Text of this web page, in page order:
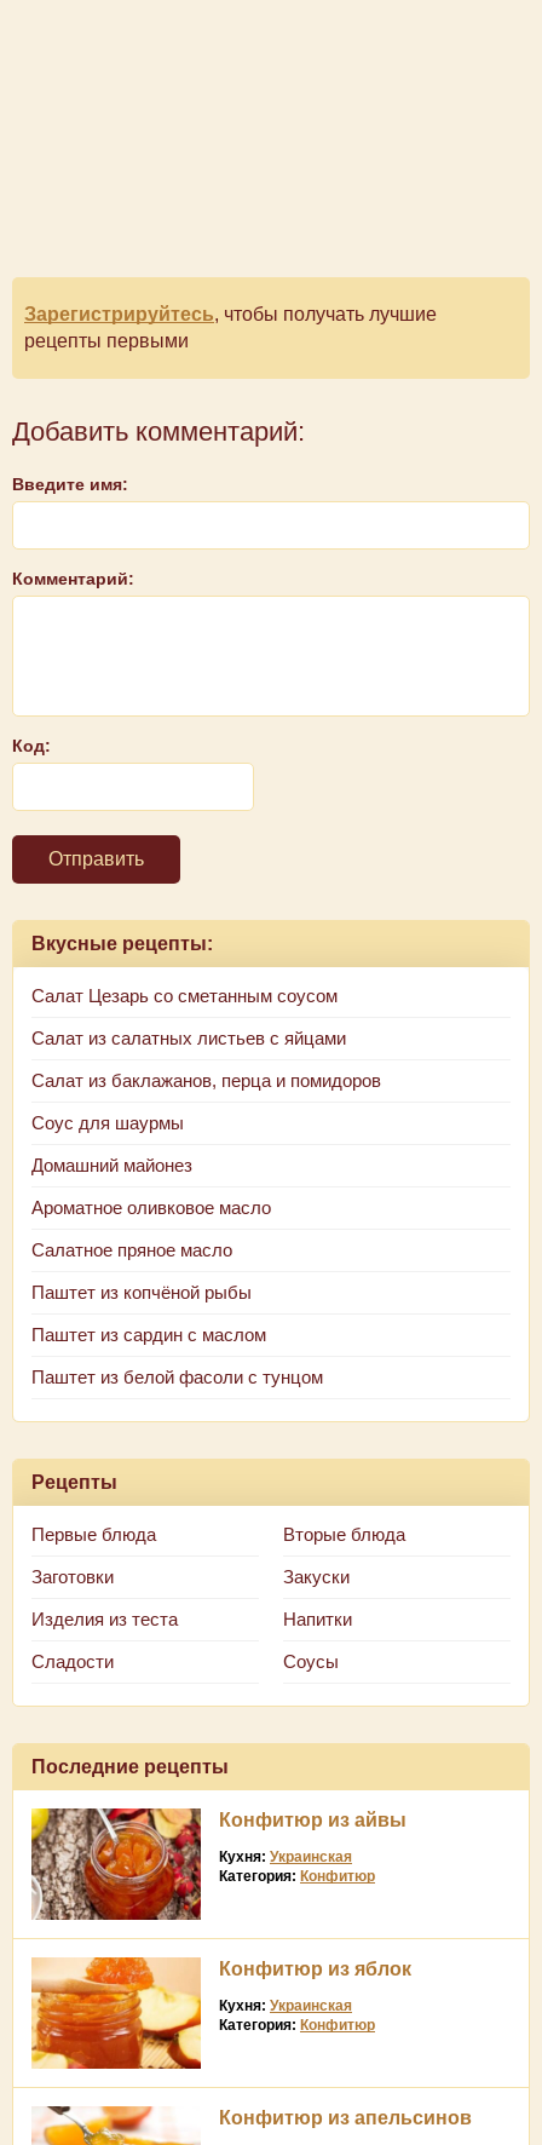
Зарегистрируйтесь, чтобы получать лучшие
рецепты первыми
Добавить комментарий:
Введите имя:
Комментарий:
Код:
Отправить
Вкусные рецепты:
Салат Цезарь со сметанным соусом
Салат из салатных листьев с яйцами
Салат из баклажанов, перца и помидоров
Соус для шаурмы
Домашний майонез
Ароматное оливковое масло
Салатное пряное масло
Паштет из копчёной рыбы
Паштет из сардин с маслом
Паштет из белой фасоли с тунцом
Рецепты
Первые блюда Вторые блюда
Заготовки Закуски
Изделия из теста Напитки
Сладости Соусы
Последние рецепты
Конфитюр из айвы
Кухня: Украинская
Категория: Конфитюр
Конфитюр из яблок
Кухня: Украинская
Категория: Конфитюр
Конфитюр из апельсинов